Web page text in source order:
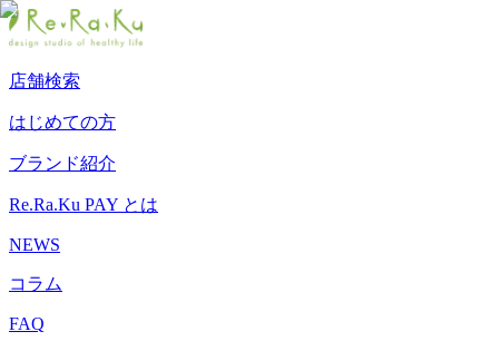
店舗検索
はじめての方
ブランド紹介
Re.Ra.Ku PAY とは
NEWS
コラム
FAQ